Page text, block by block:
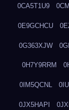
0CA5T1U9
0E9GCHCU
0G363XJW
0H7Y9RRM
0IM5QCNL
0JX5HAPI